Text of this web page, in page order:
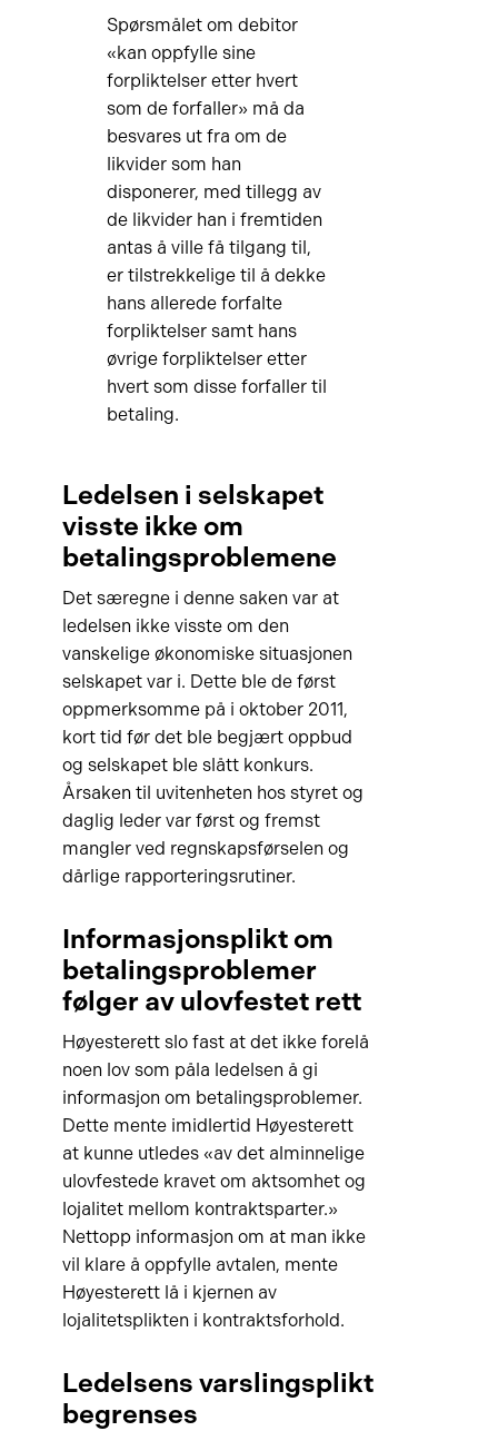
Spørsmålet om debitor
«kan oppfylle sine
forpliktelser etter hvert
som de forfaller» må da
besvares ut fra om de
likvider som han
disponerer, med tillegg av
de likvider han i fremtiden
antas å ville få tilgang til,
er tilstrekkelige til å dekke
hans allerede forfalte
forpliktelser samt hans
øvrige forpliktelser etter
hvert som disse forfaller til
betaling.
Ledelsen i selskapet
visste ikke om
betalingsproblemene
Det særegne i denne saken var at
ledelsen ikke visste om den
vanskelige økonomiske situasjonen
selskapet var i. Dette ble de først
oppmerksomme på i oktober 2011,
kort tid før det ble begjært oppbud
og selskapet ble slått konkurs.
Årsaken til uvitenheten hos styret og
daglig leder var først og fremst
mangler ved regnskapsførselen og
dårlige rapporteringsrutiner.
Informasjonsplikt om
betalingsproblemer
følger av ulovfestet rett
Høyesterett slo fast at det ikke forelå
noen lov som påla ledelsen å gi
informasjon om betalingsproblemer.
Dette mente imidlertid Høyesterett
at kunne utledes «av det alminnelige
ulovfestede kravet om aktsomhet og
lojalitet mellom kontraktsparter.»
Nettopp informasjon om at man ikke
vil klare å oppfylle avtalen, mente
Høyesterett lå i kjernen av
lojalitetsplikten i kontraktsforhold.
Ledelsens varslingsplikt
begrenses